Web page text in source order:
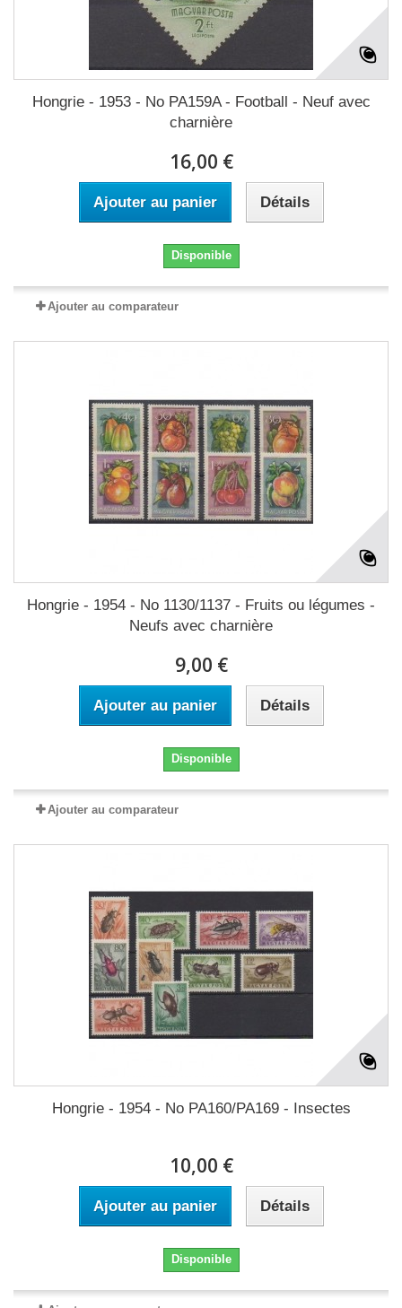
Hongrie - 1953 - No PA159A - Football - Neuf avec
charnière
16,00 €
Ajouter au panier Détails
Disponible
Ajouter au comparateur
Hongrie - 1954 - No 1130/1137 - Fruits ou légumes -
Neufs avec charnière
9,00 €
Ajouter au panier Détails
Disponible
Ajouter au comparateur
Hongrie - 1954 - No PA160/PA169 - Insectes
10,00 €
Ajouter au panier Détails
Disponible